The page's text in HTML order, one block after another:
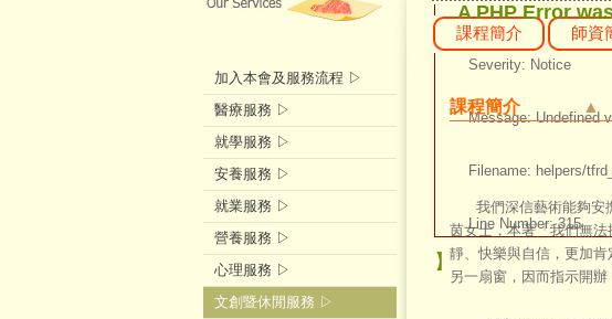
A PHP Error
Severity: Notice
Message: Undefined
Filename: helpers/
Line Number: 315
】
課程簡介 師資
課程簡介 ▲
我們深信藝術能夠安撫
茵女士，本著「我們無
靜、快樂與自信，更加
另一扇窗，因而指示開
加入本會及服務流程 ▷
醫療服務 ▷
就學服務 ▷
安養服務 ▷
就業服務 ▷
營養服務 ▷
心理服務 ▷
文創暨休閒服務 ▷